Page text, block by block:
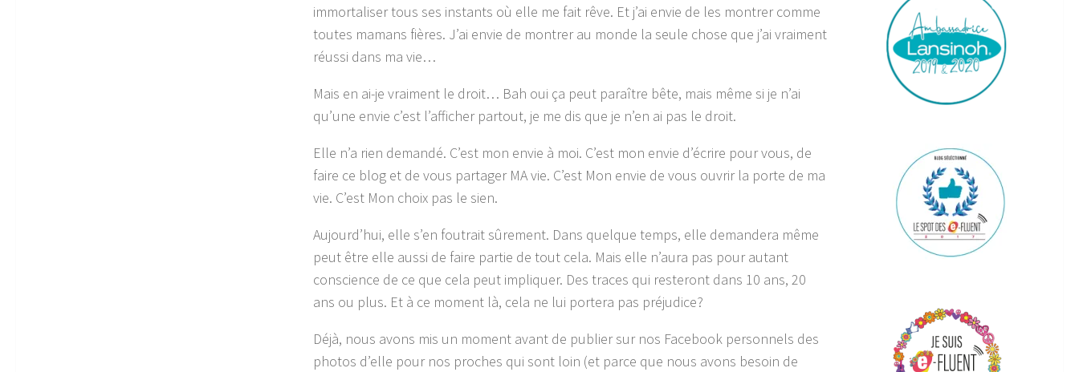
immortaliser tous ses instants où elle me fait rêve. Et j’ai envie de les montrer comme
toutes mamans fières. J’ai envie de montrer au monde la seule chose que j’ai vraiment
réussi dans ma vie…
Mais en ai-je vraiment le droit… Bah oui ça peut paraître bête, mais même si je n’ai
qu’une envie c’est l’afficher partout, je me dis que je n’en ai pas le droit.
Elle n’a rien demandé. C’est mon envie à moi. C’est mon envie d’écrire pour vous, de
faire ce blog et de vous partager MA vie. C’est Mon envie de vous ouvrir la porte de ma
vie. C’est Mon choix pas le sien.
Aujourd’hui, elle s’en foutrait sûrement. Dans quelque temps, elle demandera même
peut être elle aussi de faire partie de tout cela. Mais elle n’aura pas pour autant
conscience de ce que cela peut impliquer. Des traces qui resteront dans 10 ans, 20
ans ou plus. Et à ce moment là, cela ne lui portera pas préjudice?
Déjà, nous avons mis un moment avant de publier sur nos Facebook personnels des
photos d’elle pour nos proches qui sont loin (et parce que nous avons besoin de